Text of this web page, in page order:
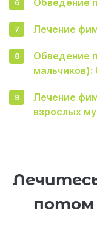
Обведение
Лечение
Обведение
Лечение
взрослых
потом